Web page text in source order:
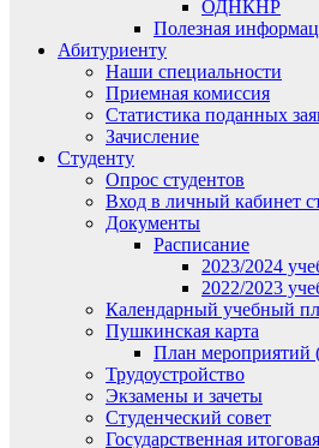
ОДНКНР
Полезная
Абитуриенту
Наши специальности
Приемная комиссия
Статистика поданных
Зачисление
Студенту
Опрос студентов
Вход в личный кабинет
Документы
Расписание
2023/2024
2022/2023
Календарный учебный
Пушкинская карта
План мероприятий
Трудоустройство
Экзамены и зачеты
Студенческий совет
Государственная